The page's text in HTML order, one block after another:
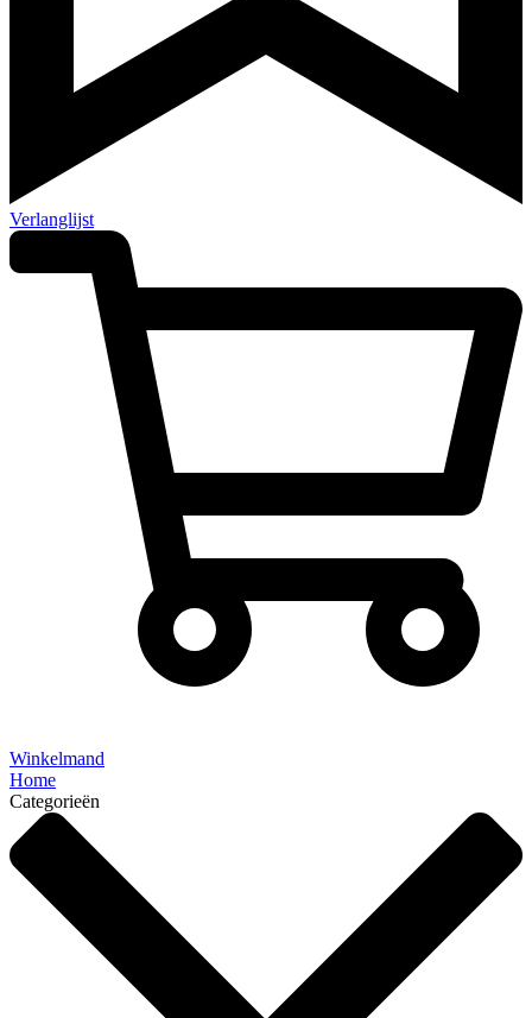
Verlanglijst
Winkelmand
Home
Categorieën